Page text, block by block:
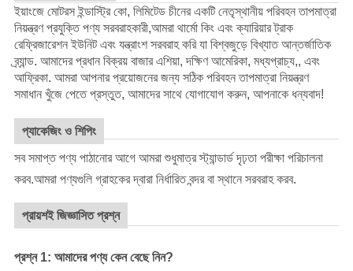
ইয়াংজে মোটরস ইন্ডাস্ট্রি কো, লিমিটেড চীনের একটি নেতৃস্থানীয় পরিবহন তাপমাত্রা
নিয়ন্ত্রণ প্রযুক্তি পণ্য সরবরাহকারী,আমরা থার্মো কিং এবং ক্যারিয়ার ট্রাক
রেফ্রিজারেশন ইউনিট এবং যন্ত্রাংশ সরবরাহ করি যা বিশ্বজুড়ে বিখ্যাত আন্তর্জাতিক
ব্র্যান্ড. আমাদের প্রধান বিক্রয় বাজার এশিয়া, দক্ষিণ আমেরিকা, মধ্যপ্রাচ্য,, এবং
আফ্রিকা. আমরা আপনার প্রয়োজনের জন্য সঠিক পরিবহন তাপমাত্রা নিয়ন্ত্রণ
সমাধান খুঁজে পেতে প্রস্তুত, আমাদের সাথে যোগাযোগ করুন, আপনাকে ধন্যবাদ!
প্যাকেজিং ও শিপিং
সব সমাপ্ত পণ্য পাঠানোর আগে আমরা শুধুমাত্র স্ট্যান্ডার্ড দৃঢ়তা পরীক্ষা পরিচালনা
করব.আমরা পণ্যগুলি গ্রাহকের দ্বারা নির্ধারিত বন্দর বা স্থানে সরবরাহ করব.
প্রায়শই জিজ্ঞাসিত প্রশ্ন
প্রশ্ন 1: আমাদের পণ্য কেন বেছে নিন?